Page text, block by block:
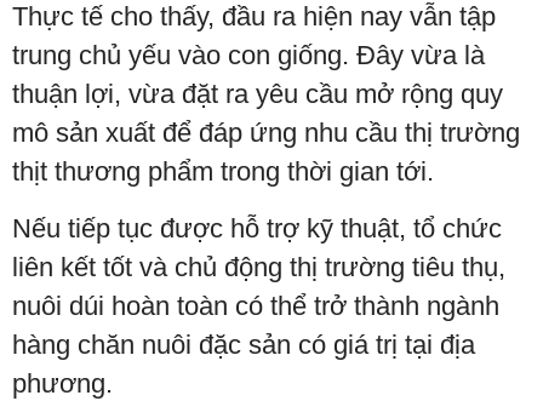
Thực tế cho thấy, đầu ra hiện nay vẫn tập
trung chủ yếu vào con giống. Đây vừa là
thuận lợi, vừa đặt ra yêu cầu mở rộng quy
mô sản xuất để đáp ứng nhu cầu thị trường
thịt thương phẩm trong thời gian tới.
Nếu tiếp tục được hỗ trợ kỹ thuật, tổ chức
liên kết tốt và chủ động thị trường tiêu thụ,
nuôi dúi hoàn toàn có thể trở thành ngành
hàng chăn nuôi đặc sản có giá trị tại địa
phương.